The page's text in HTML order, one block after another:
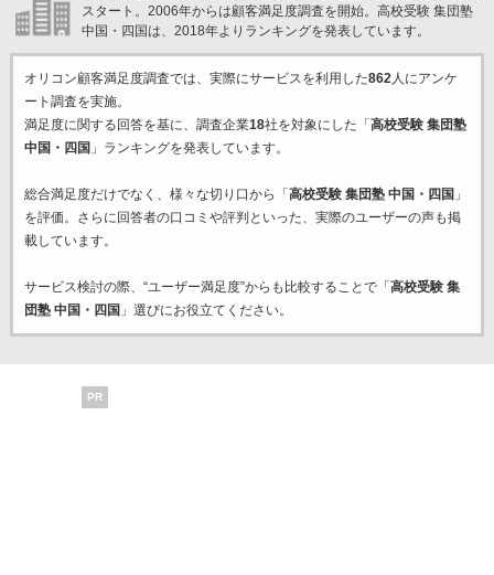
スタート。2006年からは顧客満足度調査を開始。高校受験 集団塾
中国・四国は、2018年よりランキングを発表しています。
オリコン顧客満足度調査では、実際にサービスを利用した862人にアンケ
ート調査を実施。
満足度に関する回答を基に、調査企業18社を対象にした「 高校受験 集団塾
中国・四国 」ランキングを発表しています。
総合満足度だけでなく、様々な切り口から「 高校受験 集団塾 中国・四国 」
を評価。さらに回答者の口コミや評判といった、実際のユーザーの声も掲
載しています。
サービス検討の際、“ユーザー満足度”からも比較することで「 高校受験 集
団塾 中国・四国 」選びにお役立てください。
PR